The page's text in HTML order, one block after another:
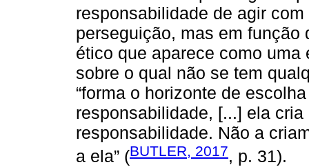
responsabilidade de agir
perseguição, mas em função
ético que aparece como
sobre o qual não se tem
“forma o horizonte de
responsabilidade, [...] ela
responsabilidade. Não a
a ela” (BUTLER, 2017, p. 31).